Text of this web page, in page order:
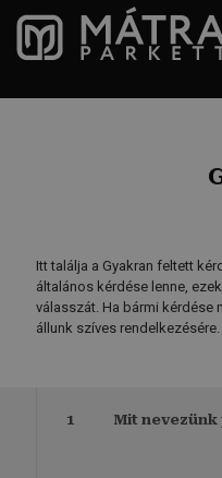
Itt találja a Gyakran feltett
általános kérdése lenne,
válasszát. Ha bármi kérdése
állunk szíves rendelkezésére.
1 Mit